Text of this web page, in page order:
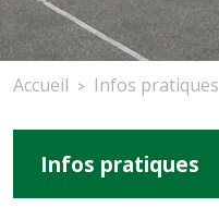
Accueil > Infos pratiques
Infos pratiques